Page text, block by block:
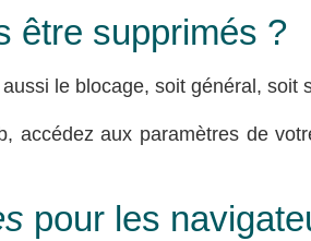
être supprimés ?
le blocage, soit général, soit
accédez aux paramètres de
pour les